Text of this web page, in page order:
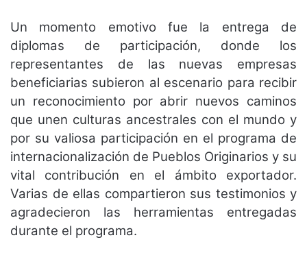
Un momento emotivo fue la entrega de
diplomas de participación, donde los
representantes de las nuevas empresas
beneficiarias subieron al escenario para recibir
un reconocimiento por abrir nuevos caminos
que unen culturas ancestrales con el mundo y
por su valiosa participación en el programa de
internacionalización de Pueblos Originarios y su
vital contribución en el ámbito exportador.
Varias de ellas compartieron sus testimonios y
agradecieron las herramientas entregadas
durante el programa.